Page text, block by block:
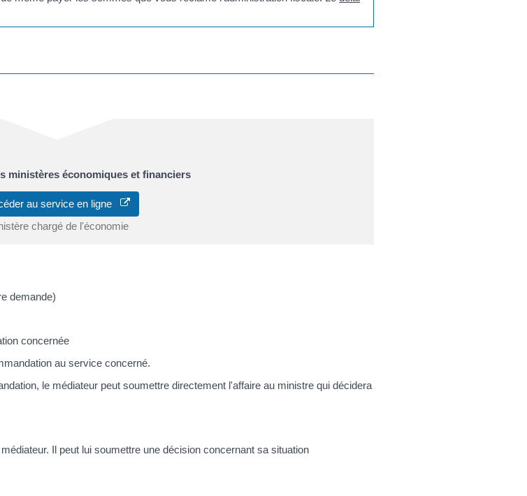
ministères économiques et financiers
au service en ligne
chargé de l'économie
demande)
concernée
au service concerné.
le médiateur peut soumettre directement l'affaire au ministre qui décidera
Il peut lui soumettre une décision concernant sa situation